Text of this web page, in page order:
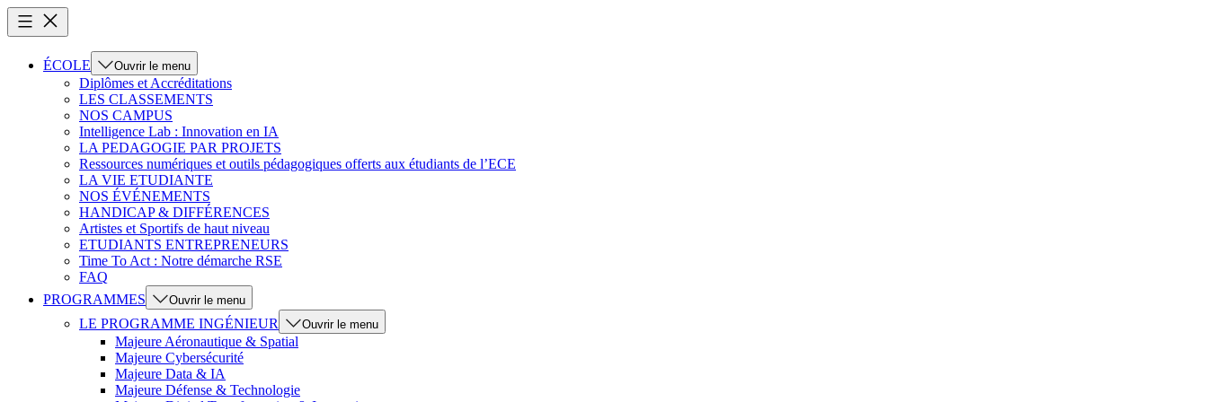
ÉCOLE Ouvrir le menu
Diplômes et Accréditations
LES CLASSEMENTS
NOS CAMPUS
Intelligence Lab : Innovation en IA
LA PEDAGOGIE PAR PROJETS
Ressources numériques et outils pédagogiques offerts aux étudiants de l’ECE
LA VIE ETUDIANTE
NOS ÉVÉNEMENTS
HANDICAP & DIFFÉRENCES
Artistes et Sportifs de haut niveau
ETUDIANTS ENTREPRENEURS
Time To Act : Notre démarche RSE
FAQ
PROGRAMMES
Ouvrir le menu
LE PROGRAMME INGÉNIEUR Ouvrir le menu
Majeure Aéronautique & Spatial
Majeure Cybersécurité
Majeure Data & IA
Majeure Défense & Technologie